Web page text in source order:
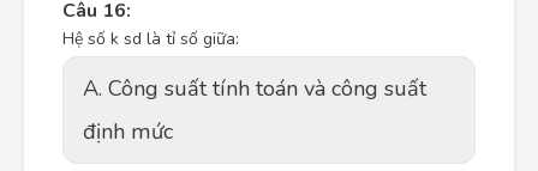
Câu 16:
Hệ số k sd là tỉ số giữa:
A. Công suất tính toán và công suất
định mức